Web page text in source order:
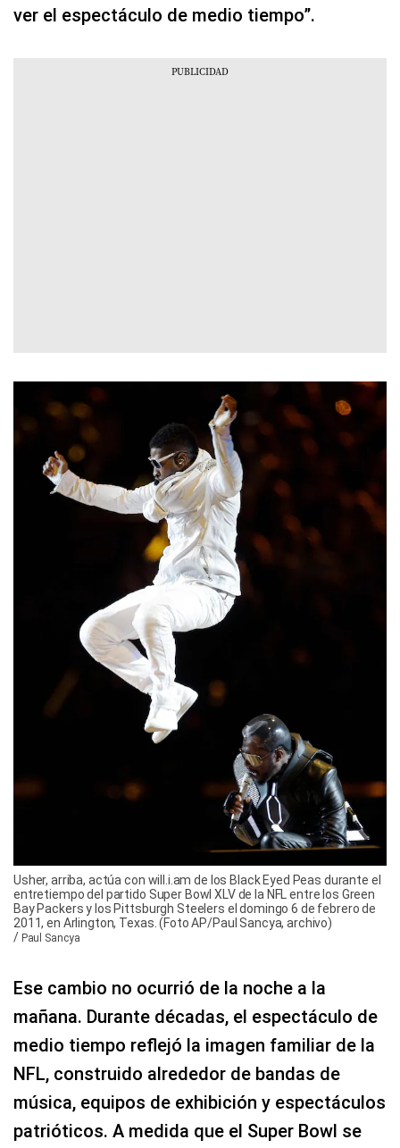
ver el espectáculo de medio tiempo”.
Usher, arriba, actúa con will.i.am de los Black Eyed Peas durante el
entretiempo del partido Super Bowl XLV de la NFL entre los Green
Bay Packers y los Pittsburgh Steelers el domingo 6 de febrero de
2011, en Arlington, Texas. (Foto AP/Paul Sancya, archivo)
/ Paul Sancya
Ese cambio no ocurrió de la noche a la
mañana. Durante décadas, el espectáculo de
medio tiempo reflejó la imagen familiar de la
NFL, construido alrededor de bandas de
música, equipos de exhibición y espectáculos
patrióticos. A medida que el Super Bowl se